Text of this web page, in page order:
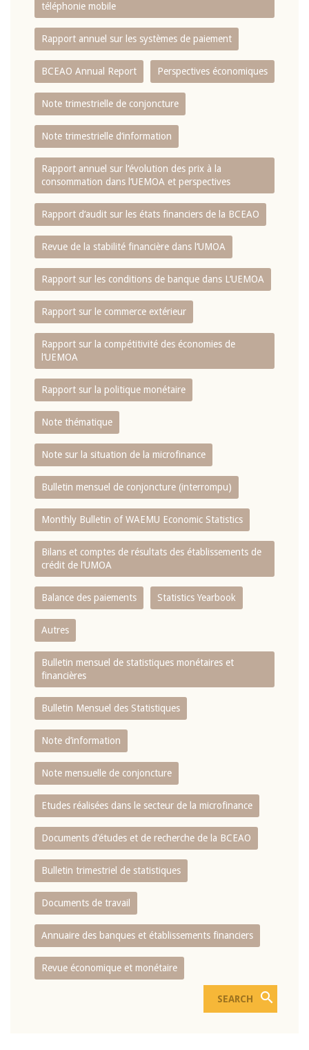
téléphonie mobile
Rapport annuel sur les systèmes de paiement
BCEAO Annual Report Perspectives économiques
Note trimestrielle de conjoncture
Note trimestrielle d‘information
Rapport annuel sur l‘évolution des prix à la
consommation dans l‘UEMOA et perspectives
Rapport d‘audit sur les états financiers de la BCEAO
Revue de la stabilité financière dans l‘UMOA
Rapport sur les conditions de banque dans L‘UEMOA
Rapport sur le commerce extérieur
Rapport sur la compétitivité des économies de
l‘UEMOA
Rapport sur la politique monétaire
Note thématique
Note sur la situation de la microfinance
Bulletin mensuel de conjoncture (interrompu)
Monthly Bulletin of WAEMU Economic Statistics
Bilans et comptes de résultats des établissements de
crédit de l‘UMOA
Balance des paiements Statistics Yearbook
Autres
Bulletin mensuel de statistiques monétaires et
financières
Bulletin Mensuel des Statistiques
Note d’information
Note mensuelle de conjoncture
Etudes réalisées dans le secteur de la microfinance
Documents d’études et de recherche de la BCEAO
Bulletin trimestriel de statistiques
Documents de travail
Annuaire des banques et établissements financiers
Revue économique et monétaire